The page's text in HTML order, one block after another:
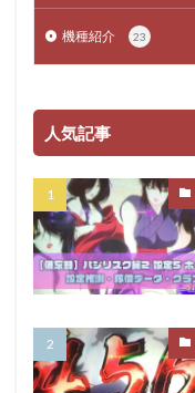
機種紹介 23
人気記事